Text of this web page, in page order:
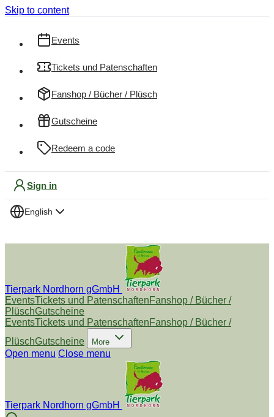
Skip to content
Events
Tickets und Patenschaften
Fanshop / Bücher / Plüsch
Gutscheine
Redeem a code
Sign in
English
Tierpark Nordhorn gGmbH
EventsTickets und PatenschaftenFanshop / Bücher /
PlüschGutscheine
EventsTickets und PatenschaftenFanshop / Bücher /
PlüschGutscheine More
Open menu Close menu
Tierpark Nordhorn gGmbH